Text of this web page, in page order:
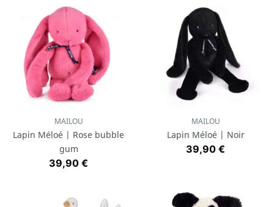
MAILOU
Lapin Méloé | Rose bubble
gum
Prix
39,90 €
MAILOU
Lapin Méloé | Noir
Prix
39,90 €